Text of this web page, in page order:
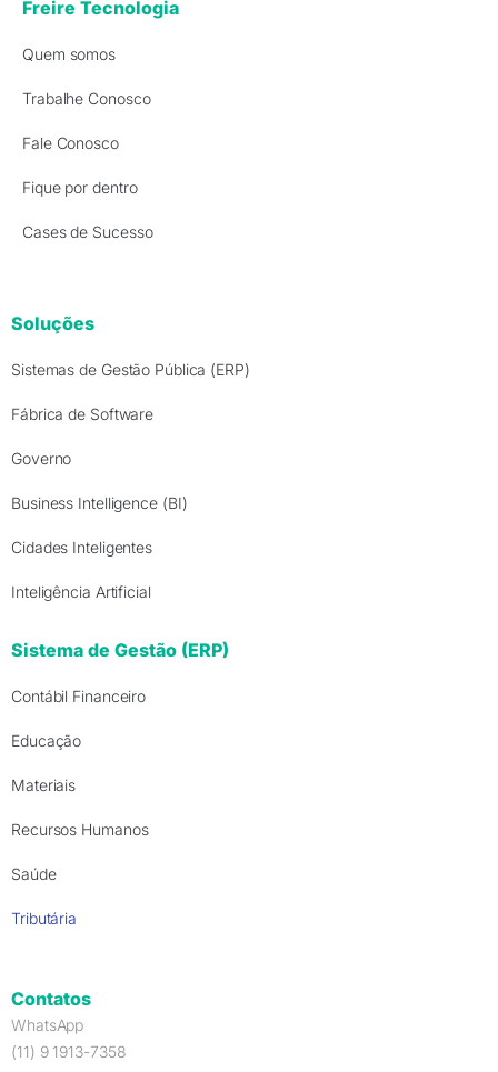
Freire Tecnologia
Quem somos
Trabalhe Conosco
Fale Conosco
Fique por dentro
Cases de Sucesso
Soluções
Sistemas de Gestão Pública (ERP)
Fábrica de Software
Governo
Business Intelligence (BI)
Cidades Inteligentes
Inteligência Artificial
Sistema de Gestão (ERP)
Contábil Financeiro
Educação
Materiais
Recursos Humanos
Saúde
Tributária
Contatos
WhatsApp
(11) 9 1913-7358